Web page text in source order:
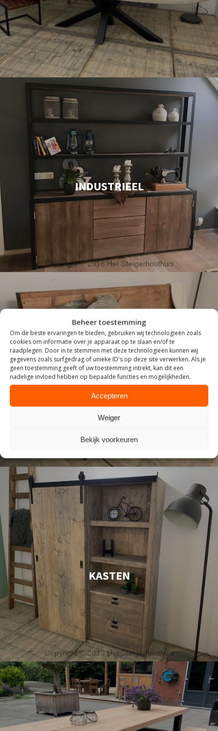
Beheer toestemming
Om de beste ervaringen te bieden, gebruiken wij technologieën zoals
cookies om informatie over je apparaat op te slaan en/of te
raadplegen. Door in te stemmen met deze technologieën kunnen wij
gegevens zoals surfgedrag of unieke ID's op deze site verwerken. Als je
geen toestemming geeft of uw toestemming intrekt, kan dit een
nadelige invloed hebben op bepaalde functies en mogelijkheden.
Accepteren
Weiger
Bekijk voorkeuren
INDUSTRIEEL
ZITTEN
KASTEN